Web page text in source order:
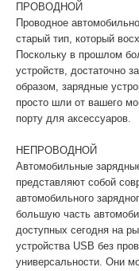
ПРОВОДНОЙ
Проводное
старый тип, который
Поскольку в прошлом
устройств, достаточно
образом, зарядные
просто шли от вашего
порту для аксессуаров.
НЕПРОВОДНОЙ
Автомобильные
представляют собой
автомобильного
большую часть
доступных сегодня на
устройства USB без
универсальности. Они